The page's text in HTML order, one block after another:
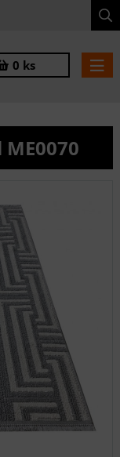
0 ks